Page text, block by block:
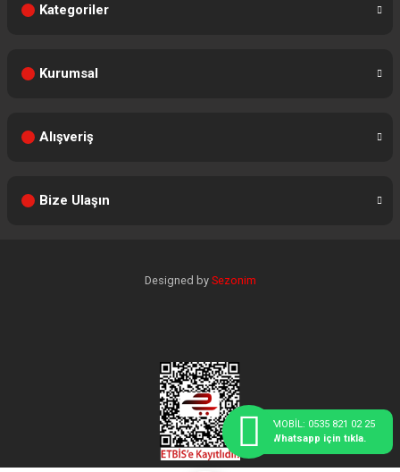
Kategoriler
Kurumsal
Alışveriş
Bize Ulaşın
Designed by Sezonim
MOBİL: 0535 821 02 25
Whatsapp için tıkla.